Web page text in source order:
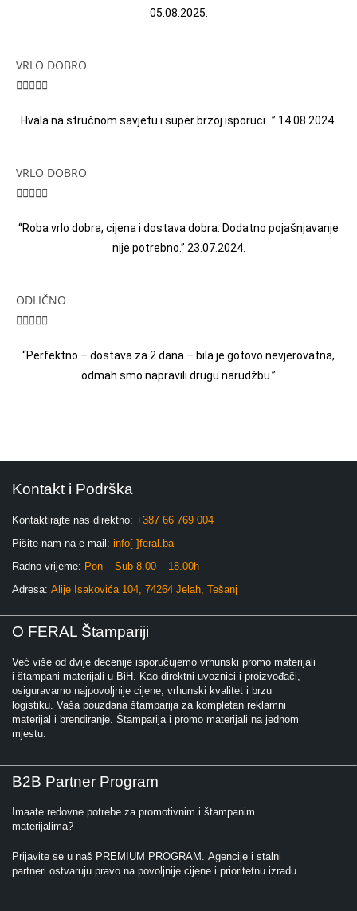
05.08.2025.
VRLO DOBRO

Hvala na stručnom savjetu i super brzoj isporuci…” 14.08.2024.
VRLO DOBRO

“Roba vrlo dobra, cijena i dostava dobra. Dodatno pojašnjavanje
nije potrebno.” 23.07.2024.
ODLIČNO

“Perfektno – dostava za 2 dana – bila je gotovo nevjerovatna,
odmah smo napravili drugu narudžbu.”
Kontakt i Podrška
Kontaktirajte nas direktno: +387 66 769 004
Pišite nam na e-mail: info[ ]feral.ba
Radno vrijeme: Pon – Sub 8.00 – 18.00h
Adresa: Alije Isakovića 104, 74264 Jelah, Tešanj
O FERAL Štampariji
Već više od dvije decenije isporučujemo vrhunski promo materijali
i štampani materijali u BiH. Kao direktni uvoznici i proizvođači,
osiguravamo najpovoljnije cijene, vrhunski kvalitet i brzu
logistiku. Vaša pouzdana štamparija za kompletan reklamni
materijal i brendiranje. Štamparija i promo materijali na jednom
mjestu.
B2B Partner Program
Imaate redovne potrebe za promotivnim i štampanim
materijalima?
Prijavite se u naš PREMIUM PROGRAM. Agencije i stalni
partneri ostvaruju pravo na povoljnije cijene i prioritetnu izradu.